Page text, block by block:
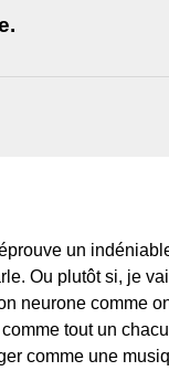
un
Ou plutôt si, je
neurone comme
tout un
comme une